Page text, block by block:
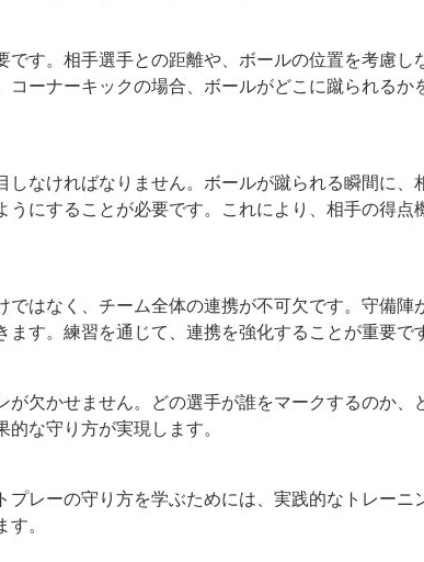
す。相手選手との距離や、ボールの位置を考慮し
ーナーキックの場合、ボールがどこに蹴られるか
しなければなりません。ボールが蹴られる瞬間に、
うにすることが必要です。これにより、相手の得点
はなく、チーム全体の連携が不可欠です。守備陣
す。練習を通じて、連携を強化することが重要で
欠かせません。どの選手が誰をマークするのか、
な守り方が実現します。
プレーの守り方を学ぶためには、実践的なトレーニ
。